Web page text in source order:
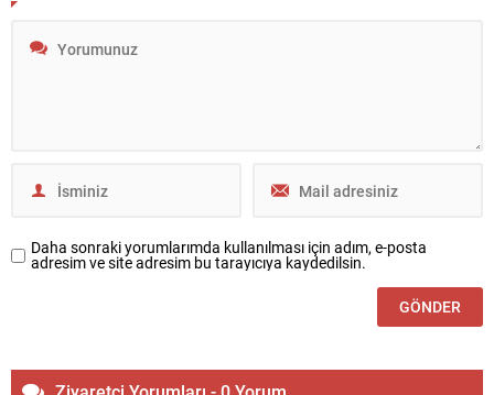
Daha sonraki yorumlarımda kullanılması için adım, e-posta
adresim ve site adresim bu tarayıcıya kaydedilsin.